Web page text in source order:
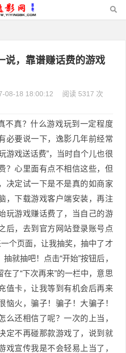
说，靠谱赚话费的游戏
08-18 18:00:12
阅读 5317 次
真？什么游戏玩到一定程度
必要说一下，逸影几年前经常
游戏送话费”，当时自个儿也很
？心里面有点不相信这些，但
决定试一下是不是真的如商家
，下载游戏客户端安装，再注
玩游戏赚话费了，当自己的游
后，去到官方网站登录账号点
个页面，让我抽奖，抽中了才
就抽吧！点击“开始”按钮后，
了“下次再来”的一栏中，意思
值卡，让我等到有机会后再来
恼火，骗子！骗子！大骗子！
么还相信了呢？一次的上当，
定不再碰那款游戏了，说到就
戏宣传我是不会轻易上当了，